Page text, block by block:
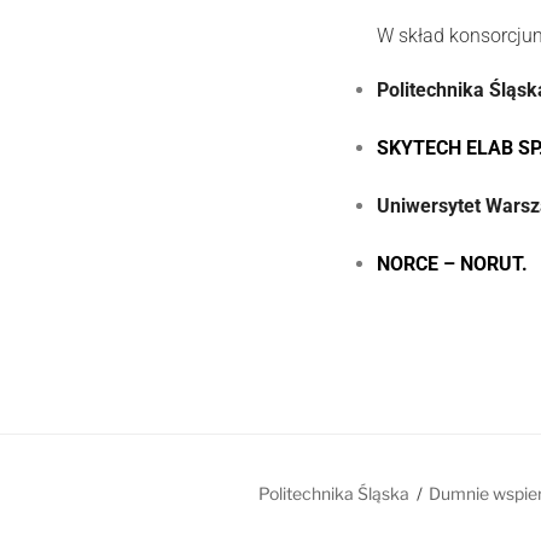
W skład
Politechnika
SKYTECH ELAB
Uniwersytet
NORCE – NORUT.
Politechnika Śląska Dumnie